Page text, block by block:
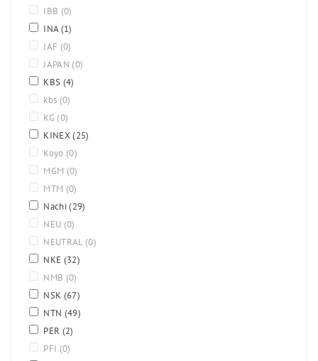
IBB (0)
INA(1)
JAF (0)
JAPAN (0)
KBS (4)
kbs (0)
KG (0)
KINEX(25)
Koyo (0)
MGM (0)
MTM (0)
Nachi(29)
NEU (0)
NEUTRAL (0)
NKE (32)
NMB (0)
NSK (67)
NTN (49)
PER (2)
PFI (0)